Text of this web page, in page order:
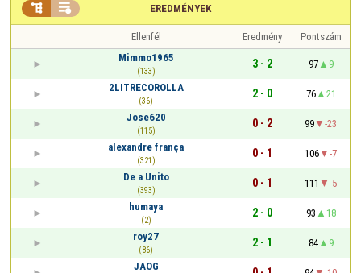
EREDMÉNYEK
 
Ellenfél Eredmény
Pontszám
Mimmo1965
(133)
3 - 2 97
9
2LITRECOROLLA
(36)
2 - 0 76
21
Jose620
(115)
0 - 2 99
-23
alexandre frança
(321)
0 - 1 106
-7
De a Unito
(393)
0 - 1 111
-5
humaya
(2)
2 - 0 93
18
roy27
(86)
2 - 1 84
9
JAOG